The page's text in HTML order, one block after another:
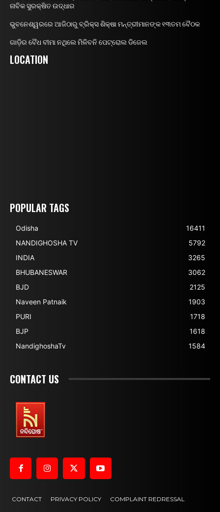
ନାବିକ ସୁରକ୍ଷିତ ଉଦ୍ଧାର
ଭୁବନେଶ୍ୱରରେ ଆଜିଠାରୁ ବ୍ରିକ୍ସ ଶିକ୍ଷା ମନ୍ତ୍ରୀମାନଙ୍କ ୧୩ତମ ବୈଠକ
ଗାଡ଼ିର ବୈଧ ବୀମା ନଥିଲେ ମିଳିବନି ପେଟ୍ରୋଲ ଡିଜେଲ
LOCATION
POPULAR TAGS
Odisha
16411
NANDIGHOSHA TV
5792
INDIA
3265
BHUBANESWAR
3062
BJD
2125
Naveen Patnaik
1903
PURI
1718
BJP
1618
NandighoshaTv
1584
CONTACT US
CONTACT PRIVACY POLICY COMPLAINT REDRESSAL